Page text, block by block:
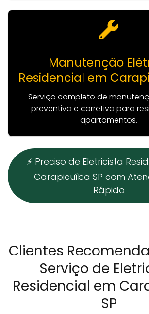
Manutenção
Residencial em
Serviço completo de
preventiva e corretiva para
apartamentos.
⚡ Preciso de Eletricista
Carapicuíba SP com
Rápido
Clientes
Serviço de
Residencial em
SP